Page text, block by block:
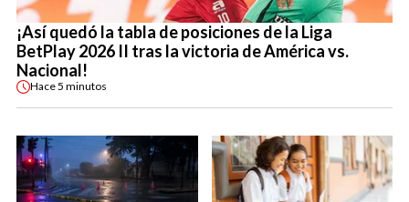
¡Así quedó la tabla de posiciones de la Liga
BetPlay 2026 II tras la victoria de América vs.
Nacional!
Hace5 minutos